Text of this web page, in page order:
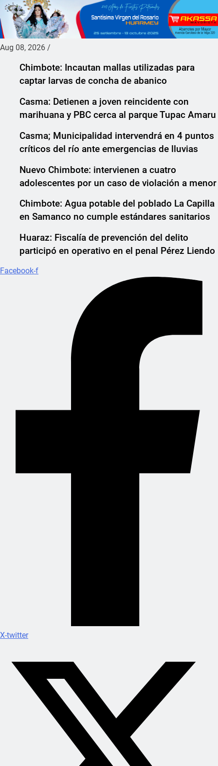
Aug 08, 2026 /
Chimbote: Incautan mallas utilizadas para
captar larvas de concha de abanico
Casma: Detienen a joven reincidente con
marihuana y PBC cerca al parque Tupac Amaru
Casma; Municipalidad intervendrá en 4 puntos
críticos del río ante emergencias de lluvias
Nuevo Chimbote: intervienen a cuatro
adolescentes por un caso de violación a menor
Chimbote: Agua potable del poblado La Capilla
en Samanco no cumple estándares sanitarios
Huaraz: Fiscalía de prevención del delito
participó en operativo en el penal Pérez Liendo
Facebook-f
X-twitter